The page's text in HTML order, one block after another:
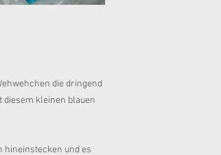
die dringend
kleinen blauen
hineinstecken und es